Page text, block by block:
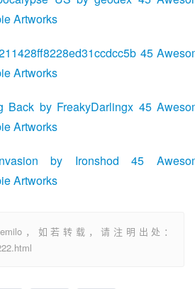
，如若转载，请注明出处：